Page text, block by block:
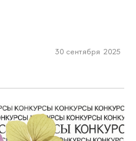
30 сентября 2025